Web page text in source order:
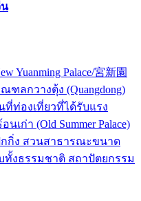
น
Yuanming Palace/宮新園
ฑลกวางตุ้ง (Quangdong)
ที่ท่องเที่ยวที่ได้รับแรง
ก่า (Old Summer Palace)
กิ่ง สวนสาธารณะขนาด
งธรรมชาติ สถาปัตยกรรม